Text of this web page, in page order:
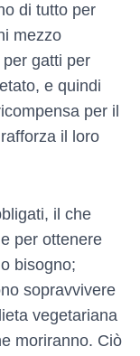
di tutto per
mezzo
gatti per
e quindi
per il
il loro
il che
per ottenere
bisogno;
sopravvivere
vegetariana
moriranno. Ciò